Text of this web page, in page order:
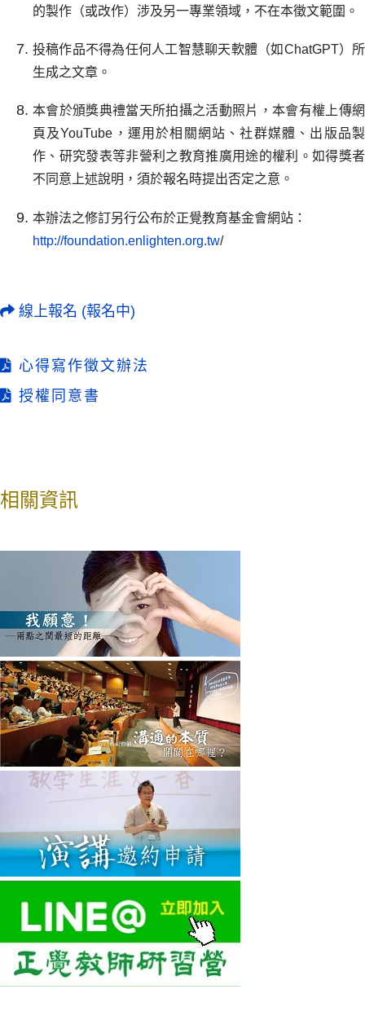
的製作（或改作）涉及另一專業領域，不在本徵文範圍。
投稿作品不得為任何人工智慧聊天軟體（如ChatGPT）所
生成之文章。
本會於頒獎典禮當天所拍攝之活動照片，本會有權上傳網
頁及YouTube，運用於相關網站、社群媒體、出版品製
作、研究發表等非營利之教育推廣用途的權利。如得獎者
不同意上述說明，須於報名時提出否定之意。
本辦法之修訂另行公布於正覺教育基金會網站：
http://foundation.enlighten.org.tw/
線上報名 (報名中)
心得寫作徵文辦法
授權同意書
相關資訊